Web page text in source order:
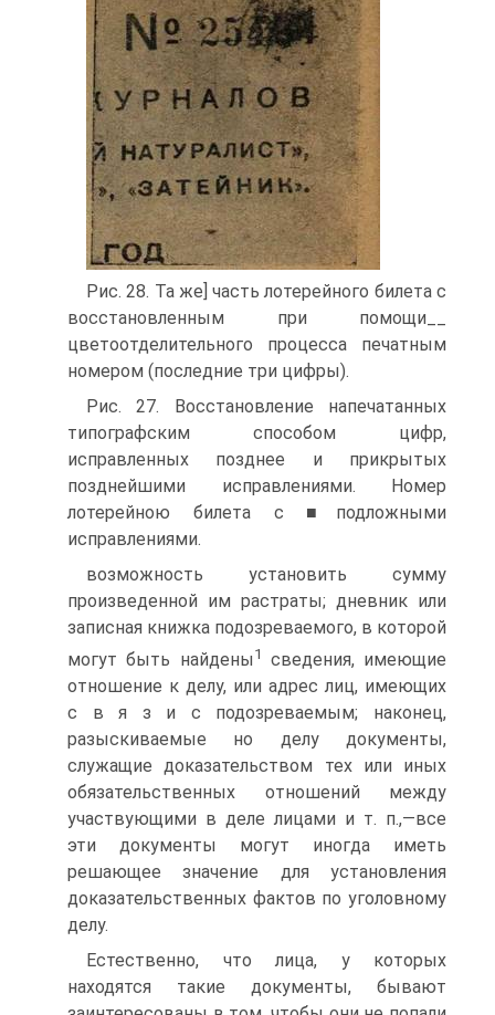
Рис. 28. Та же] часть лотерейного билета с
восстановленным при помощи__
цветоотделительного процесса печатным
номером (последние три цифры).
Рис. 27. Восстановление напечатанных
типографским способом цифр,
исправленных позднее и прикрытых
позднейшими исправлениями. Номер
лотерейною билета с ■подложными
исправлениями.
возможность установить сумму
произведенной им растраты; дневник или
записная книжка подозреваемого, в которой
могут быть найдены 1
сведения, имеющие
отношение к делу, или адрес лиц, имеющих
с в я з и с подозреваемым; наконец,
разыскиваемые но делу документы,
служащие доказательством тех или иных
обязательственных отношений между
участвующими в деле лицами и т. п.,—все
эти документы могут иногда иметь
решающее значение для установления
доказательственных фактов по уголовному
делу.
Естественно, что лица, у которых
находятся такие документы, бывают